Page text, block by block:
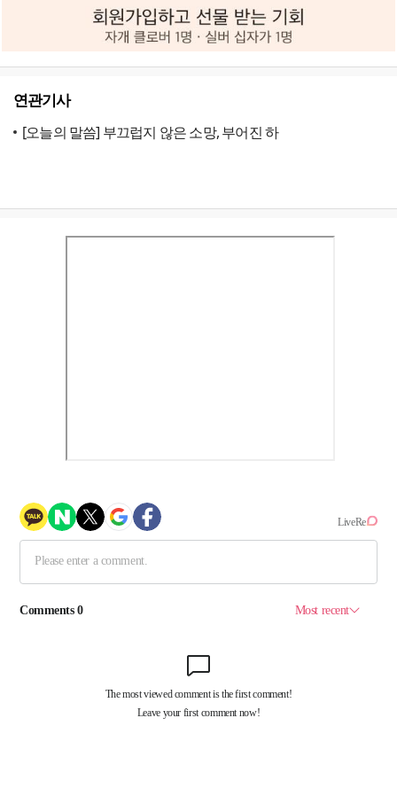
연관기사
[오늘의 말씀] 부끄럽지 않은 소망, 부어진 하